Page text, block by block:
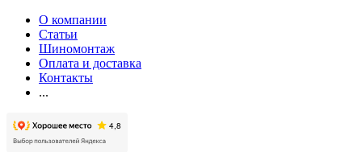
О компании
Статьи
Шиномонтаж
Оплата и доставка
Контакты
...